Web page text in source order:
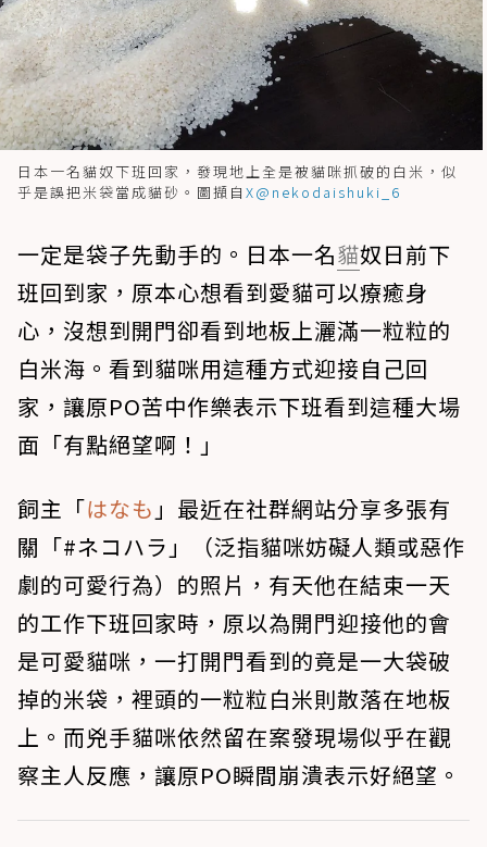
日本一名貓奴下班回家，發現地上全是被貓咪抓破的白米，似
乎是誤把米袋當成貓砂。圖擷自 X@nekodaishuki_6
一定是袋子先動手的。日本一名貓奴日前下
班回到家，原本心想看到愛貓可以療癒身
心，沒想到開門卻看到地板上灑滿一粒粒的
白米海。看到貓咪用這種方式迎接自己回
家，讓原PO苦中作樂表示下班看到這種大場
面「有點絕望啊！」
飼主「はなも 」最近在社群網站分享多張有
關「#ネコハラ」（泛指貓咪妨礙人類或惡作
劇的可愛行為）的照片，有天他在結束一天
的工作下班回家時，原以為開門迎接他的會
是可愛貓咪，一打開門看到的竟是一大袋破
掉的米袋，裡頭的一粒粒白米則散落在地板
上。而兇手貓咪依然留在案發現場似乎在觀
察主人反應，讓原PO瞬間崩潰表示好絕望。